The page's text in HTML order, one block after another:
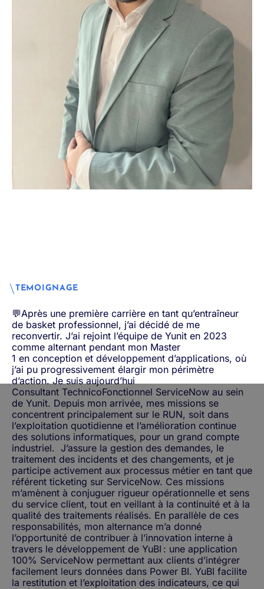
TEMOIGNAGE
💬Après une première carrière en tant qu’entraîneur
de basket professionnel, j’ai décidé de me
reconvertir. J’ai rejoint l’équipe de Yunit en 2023
comme alternant pendant mon Master
1 en conception et développement d’applications, où
j’ai pu progressivement élargir mon périmètre
d’action. Je suis aujourd’hui
Consultant TechnicoFonctionnel ServiceNow au sein
de Yunit. Depuis mon arrivée, mes missions se
concentrent principalement sur le RUN, soit dans
l’exploitation quotidienne et l’amélioration continue
des solutions informatiques, pour un grand compte
industriel. J’assure la gestion des demandes, le
traitement des incidents et des changements, et je
participe activement aux processus métier en tant que
référent ticketing sur ServiceNow. Ces missions
m’amènent à conjuguer rigueur opérationnelle et sens
du service client, tout en veillant à la continuité et à la
qualité des traitements réalisés. En parallèle de ces
responsabilités, mon alternance m’a donné
l’opportunité de contribuer à l’innovation interne à
travers le développement de YuBI : une application
100% ServiceNow permettant aux clients d’intégrer
facilement leurs données dans Power BI. YuBI facilite
la restitution et l’exploitation des indicateurs, ce qui